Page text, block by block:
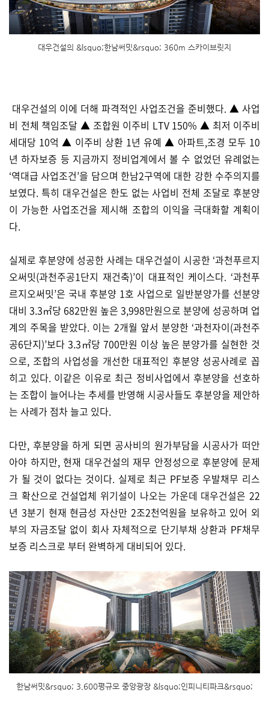
대우건설의 &lsquo;한남써밋&rsquo; 360m 스카이브릿지
대우건설의 이에 더해 파격적인 사업조건을 준비했다. ▲ 사업
비 전체 책임조달 ▲ 조합원 이주비 LTV 150% ▲ 최저 이주비
세대당 10억 ▲ 이주비 상환 1년 유예 ▲ 아파트,조경 모두 10
년 하자보증 등 지금까지 정비업계에서 볼 수 없었던 유례없는
‘역대급 사업조건’을 담으며 한남2구역에 대한 강한 수주의지를
보였다. 특히 대우건설은 한도 없는 사업비 전체 조달로 후분양
이 가능한 사업조건을 제시해 조합의 이익을 극대화할 계획이
다.
실제로 후분양에 성공한 사례는 대우건설이 시공한 ‘과천푸르지
오써밋(과천주공1단지 재건축)’이 대표적인 케이스다. ‘과천푸
르지오써밋’은 국내 후분양 1호 사업으로 일반분양가를 선분양
대비 3.3㎡당 682만원 높은 3,998만원으로 분양에 성공하며 업
계의 주목을 받았다. 이는 2개월 앞서 분양한 ‘과천자이(과천주
공6단지)’보다 3.3㎡당 700만원 이상 높은 분양가를 실현한 것
으로, 조합의 사업성을 개선한 대표적인 후분양 성공사례로 꼽
히고 있다. 이같은 이유로 최근 정비사업에서 후분양을 선호하
는 조합이 늘어나는 추세를 반영해 시공사들도 후분양을 제안하
는 사례가 점차 늘고 있다.
다만, 후분양을 하게 되면 공사비의 원가부담을 시공사가 떠안
아야 하지만, 현재 대우건설의 재무 안정성으로 후분양에 문제
가 될 것이 없다는 것이다. 실제로 최근 PF보증 우발채무 리스
크 확산으로 건설업체 위기설이 나오는 가운데 대우건설은 22
년 3분기 현재 현금성 자산만 2조2천억원을 보유하고 있어 외
부의 자금조달 없이 회사 자체적으로 단기부채 상환과 PF채무
보증 리스크로 부터 완벽하게 대비되어 있다.
한남써밋&rsquo; 3,600평규모 중앙광장 &lsquo;인피니티파크&rsquo;